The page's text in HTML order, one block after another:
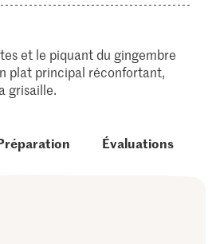
et le piquant du gingembre
plat principal réconfortant,
grisaille.
Évaluations